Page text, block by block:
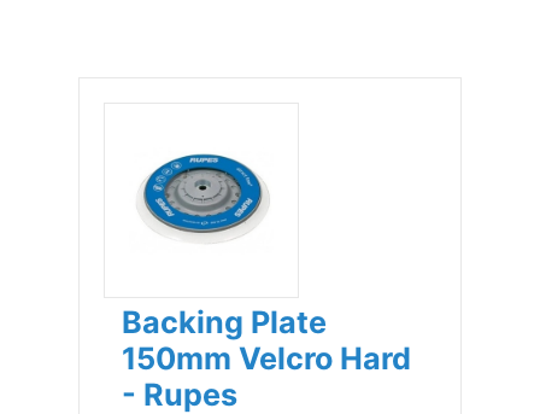
Backing Plate
150mm Velcro Hard
- Rupes